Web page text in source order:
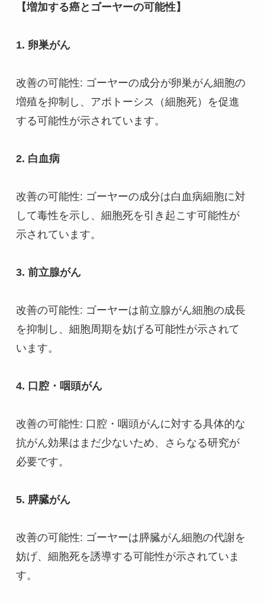
【増加する癌とゴーヤーの可能性】
1. 卵巣がん
改善の可能性: ゴーヤーの成分が卵巣がん細胞の
増殖を抑制し、アポトーシス（細胞死）を促進
する可能性が示されています。
2. 白血病
改善の可能性: ゴーヤーの成分は白血病細胞に対
して毒性を示し、細胞死を引き起こす可能性が
示されています。
3. 前立腺がん
改善の可能性: ゴーヤーは前立腺がん細胞の成長
を抑制し、細胞周期を妨げる可能性が示されて
います。
4. 口腔・咽頭がん
改善の可能性: 口腔・咽頭がんに対する具体的な
抗がん効果はまだ少ないため、さらなる研究が
必要です。
5. 膵臓がん
改善の可能性: ゴーヤーは膵臓がん細胞の代謝を
妨げ、細胞死を誘導する可能性が示されていま
す。